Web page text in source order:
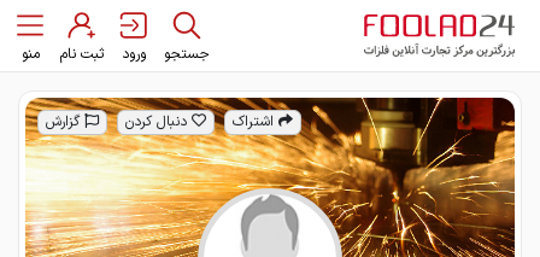
جستجو ورود ثبت نام منو
اشتراک دنبال کردن گزارش